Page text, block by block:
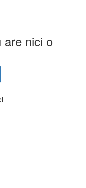
are nici o